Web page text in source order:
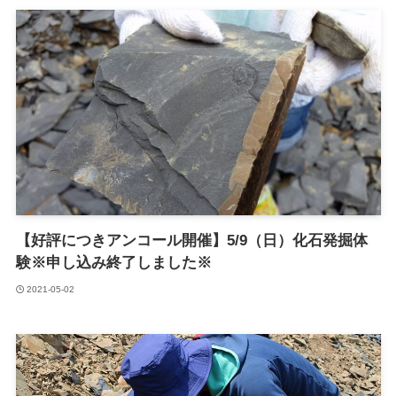
【好評につきアンコール開催】5/9（日）化石発掘体
験※申し込み終了しました※
2021-05-02